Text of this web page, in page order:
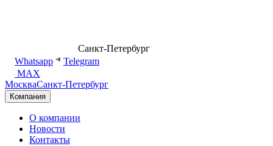
Санкт-Петербург
Whatsapp
Telegram
MAX
МоскваСанкт-Петербург
Компания
О компании
Новости
Контакты